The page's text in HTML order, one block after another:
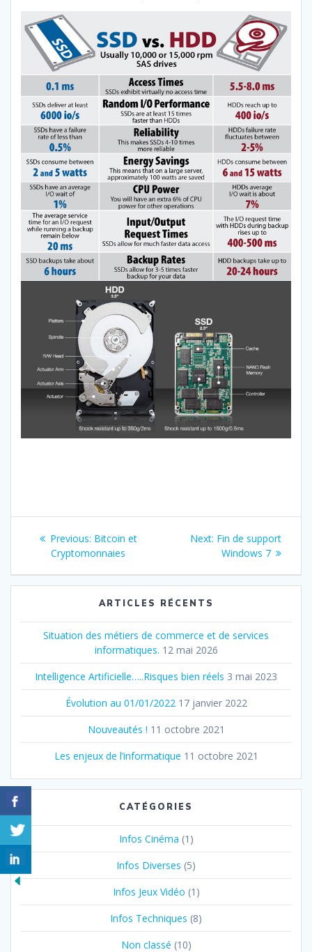
Navigation
l’article
Previous: Previous
post:
Bitcoin et
Cryptomonnaies
Next: Next
post:
Fin de support
Windows 7
ARTICLES RÉCENTS
Situation des métiers de commerce et de services
informatiques. 12 mai 2026
Intelligence Artificielle…..Risques bien réels 3 mai 2023
Évolution au 01/01/2022 17 janvier 2022
Nouveautés ! 11 octobre 2021
Les enjeux de l’informatique 11 octobre 2021
CATÉGORIES
Infos Cinéma (1)
Infos Diverses (5)
Infos Jeux Vidéo (1)
Infos Techniques (8)
Non classé (10)